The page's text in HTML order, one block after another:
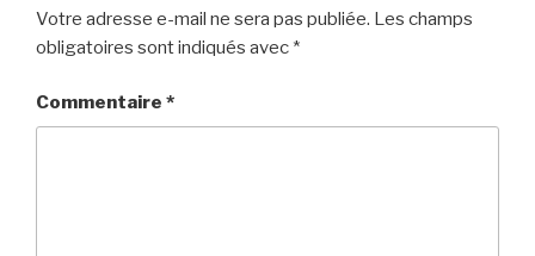
Votre adresse e-mail ne sera pas publiée. Les champs
obligatoires sont indiqués avec *
Commentaire *